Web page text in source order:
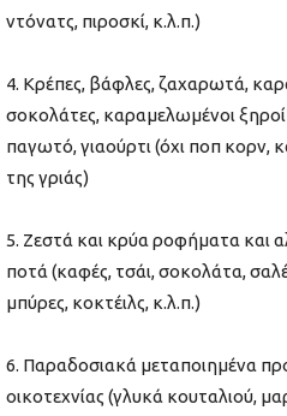
ντόνατς, πιροσκί, κ.λ.π.)
4. Κρέπες, βάφλες, ζαχαρωτά,
σοκολάτες, καραμελωμένοι
παγωτό, γιαούρτι (όχι ποπ κορν,
της γριάς)
5. Ζεστά και κρύα ροφήματα και
ποτά (καφές, τσάι, σοκολάτα,
μπύρες, κοκτέιλς, κ.λ.π.)
6. Παραδοσιακά μεταποιημένα
οικοτεχνίας (γλυκά κουταλιού,